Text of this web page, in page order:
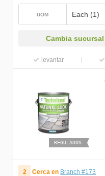
UOM Each (1)
Cambia
levantar
REGULADOS
2 Cerca en Branch #173